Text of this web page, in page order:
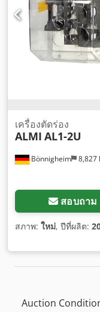
Bönnigheim 8,827
เครื่องตัดร่อง
ALMI AL1-2U
สอบถาม
สภาพ: ใหม่, ปีที่ผลิต:
Auction